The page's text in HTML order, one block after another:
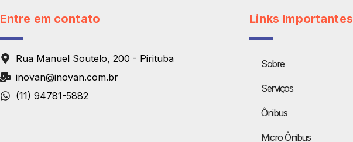
Entre em contato
Rua Manuel Soutelo, 200 - Pirituba
inovan@inovan.com.br
(11) 94781-5882
Links Importantes
Sobre
Serviços
Ônibus
Micro Ônibus